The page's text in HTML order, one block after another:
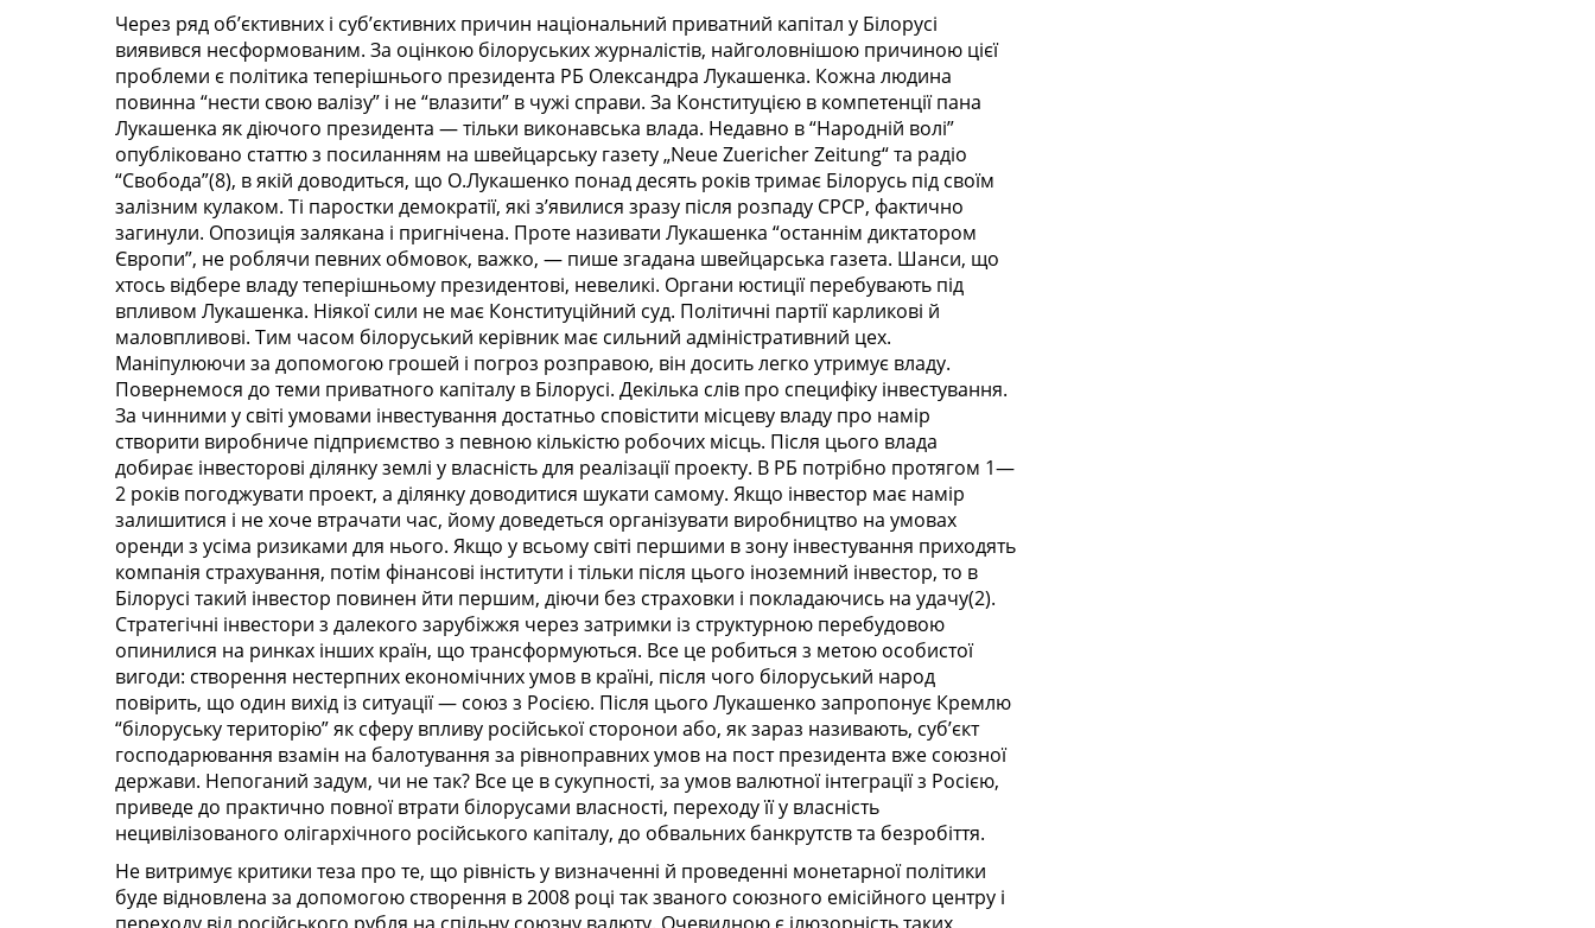
Через ряд об’єктивних і суб’єктивних причин національний приватний капітал у Білорусі
виявився несформованим. За оцінкою білоруських журналістів, найголовнішою причиною цієї
проблеми є політика теперішнього президента РБ Олександра Лукашенка. Кожна людина
повинна “нести свою валізу” і не “влазити” в чужі справи. За Конституцією в компетенції пана
Лукашенка як діючого президента — тільки виконавська влада. Недавно в “Народній волі”
опубліковано статтю з посиланням на швейцарську газету „Neue Zuerіcher Zeitung“ та радіо
“Свобода”(8), в якій доводиться, що О.Лукашенко понад десять років тримає Білорусь під своїм
залізним кулаком. Ті паростки демократії, які з’явилися зразу після розпаду СРСР, фактично
загинули. Опозиція залякана і пригнічена. Проте називати Лукашенка “останнім диктатором
Європи”, не роблячи певних обмовок, важко, — пише згадана швейцарська газета. Шанси, що
хтось відбере владу теперішньому президентові, невеликі. Органи юстиції перебувають під
впливом Лукашенка. Ніякої сили не має Конституційний суд. Політичні партії карликові й
маловпливові. Тим часом білоруський керівник має сильний адміністративний цех.
Маніпулюючи за допомогою грошей і погроз розправою, він досить легко утримує владу.
Повернемося до теми приватного капіталу в Білорусі. Декілька слів про специфіку інвестування.
За чинними у світі умовами інвестування достатньо сповістити місцеву владу про намір
створити виробниче підприємство з певною кількістю робочих місць. Після цього влада
добирає інвесторові ділянку землі у власність для реалізації проекту. В РБ потрібно протягом 1—
2 років погоджувати проект, а ділянку доводитися шукати самому. Якщо інвестор має намір
залишитися і не хоче втрачати час, йому доведеться організувати виробництво на умовах
оренди з усіма ризиками для нього. Якщо у всьому світі першими в зону інвестування приходять
компанія страхування, потім фінансові інститути і тільки після цього іноземний інвестор, то в
Білорусі такий інвестор повинен йти першим, діючи без страховки і покладаючись на удачу(2).
Стратегічні інвестори з далекого зарубіжжя через затримки із структурною перебудовою
опинилися на ринках інших країн, що трансформуються. Все це робиться з метою особистої
вигоди: створення нестерпних економічних умов в країні, після чого білоруський народ
повірить, що один вихід із ситуації — союз з Росією. Після цього Лукашенко запропонує Кремлю
“білоруську територію” як сферу впливу російської сторонои або, як зараз називають, суб’єкт
господарювання взамін на балотування за рівноправних умов на пост президента вже союзної
держави. Непоганий задум, чи не так? Все це в сукупності, за умов валютної інтеграції з Росією,
приведе до практично повної втрати білорусами власності, переходу її у власність
нецивілізованого олігархічного російського капіталу, до обвальних банкрутств та безробіття.
Не витримує критики теза про те, що рівність у визначенні й проведенні монетарної політики
буде відновлена за допомогою створення в 2008 році так званого союзного емісійного центру і